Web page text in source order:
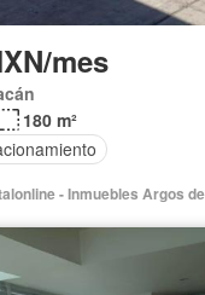
mes
180 m²
- Inmuebles Argos